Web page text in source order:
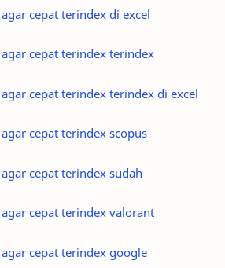
cepat terindex di excel
cepat terindex terindex
cepat terindex terindex di excel
cepat terindex scopus
cepat terindex sudah
cepat terindex valorant
cepat terindex google